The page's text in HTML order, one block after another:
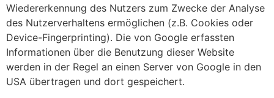
Wiedererkennung des Nutzers zum Zwecke der Analyse
des Nutzerverhaltens ermöglichen (z.B. Cookies oder
Device-Fingerprinting). Die von Google erfassten
Informationen über die Benutzung dieser Website
werden in der Regel an einen Server von Google in den
USA übertragen und dort gespeichert.